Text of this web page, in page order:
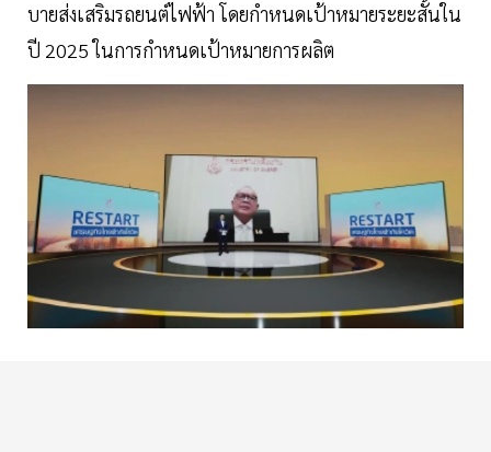
บายส่งเสริมรถยนต์ไฟฟ้า โดยกำหนดเป้าหมายระยะสั้นใน
ปี 2025 ในการกำหนดเป้าหมายการผลิต